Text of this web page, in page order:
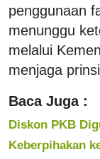
penggunaan
menunggu
melalui
menjaga
Baca Juga :
Diskon PKB
Keberpihakan